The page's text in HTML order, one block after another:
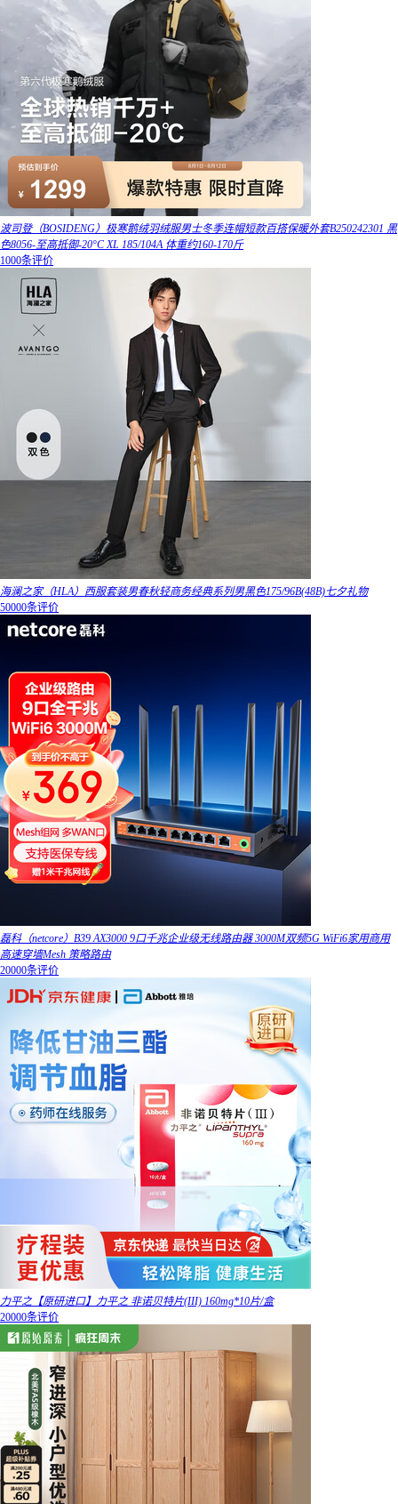
波司登（BOSIDENG）极寒鹅绒羽绒服男士冬季连帽短款百搭保暖外套B250242301 黑
色8056-至高抵御-20°C XL 185/104A 体重约160-170斤
1000条评价
海澜之家（HLA）西服套装男春秋轻商务经典系列男黑色175/96B(48B)七夕礼物
50000条评价
磊科（netcore）B39 AX3000 9口千兆企业级无线路由器 3000M双频5G WiFi6家用商用
高速穿墙Mesh 策略路由
20000条评价
力平之【原研进口】力平之 非诺贝特片(III) 160mg*10片/盒
20000条评价